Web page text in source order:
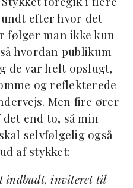
efter hvor det
følger man ikke kun
hvordan publikum
de var helt opslugt,
og reflekterede
Men fire ører
end to, så min
selvfølgelig også
af stykket:
indbudt, inviteret til